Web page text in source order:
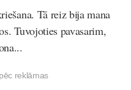
Tā reiz bija mana
Tuvojoties pavasarim,
reklāmas